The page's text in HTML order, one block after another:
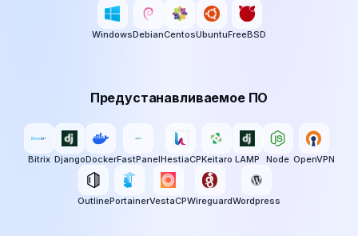
WindowsDebianCentosUbuntuFreeBSD
Предустанавливаемое ПО
Bitrix DjangoDockerFastPanelHestiaCPKeitaro LAMP Node OpenVPN
OutlinePortainerVestaCPWireguardWordpress